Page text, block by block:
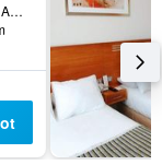
Rebeca Matte 861, 861, Antofagasta, Chile